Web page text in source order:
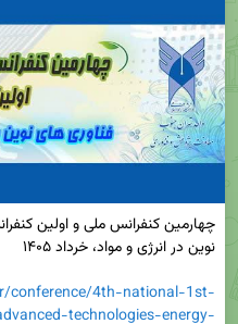
conference/4th-national-1st-
technologies-energy-